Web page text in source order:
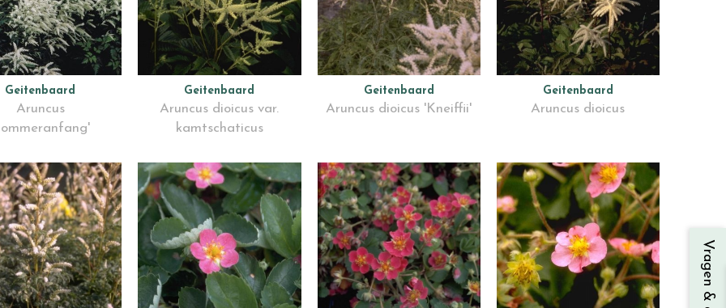
Geitenbaard
Aruncus
Geitenbaard
Aruncus dioicus var.
kamtschaticus
Geitenbaard
Aruncus dioicus 'Kneiffii'
Geitenbaard
Aruncus dioicus